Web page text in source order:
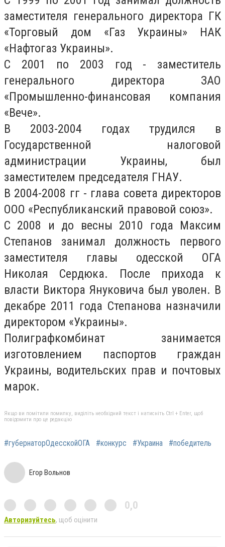
заместителя генерального директора ГК
«Торговый дом «Газ Украины» НАК
«Нафтогаз Украины».
С 2001 по 2003 год - заместитель
генерального директора ЗАО
«Промышленно-финансовая компания
«Вече».
В 2003-2004 годах трудился в
Государственной налоговой
администрации Украины, был
заместителем председателя ГНАУ.
В 2004-2008 гг - глава совета директоров
ООО «Республиканский правовой союз».
С 2008 и до весны 2010 года Максим
Степанов занимал должность первого
заместителя главы одесской ОГА
Николая Сердюка. После прихода к
власти Виктора Януковича был уволен. В
декабре 2011 года Степанова назначили
директором «Украины».
Полиграфкомбинат занимается
изготовлением паспортов граждан
Украины, водительских прав и почтовых
марок.
Якщо ви помітили помилку, виділіть необхідний текст і натисніть Ctrl + Enter, щоб
повідомити про це редакцію
#губернаторОдесскойОГА #конкурс #Украина #победитель
Егор Вольнов
0,0
Авторизуйтесь, щоб оцінити